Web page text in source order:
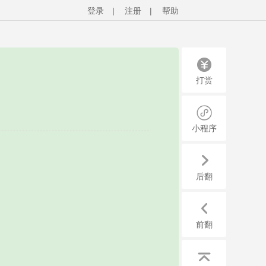
登录 | 注册 | 帮助
打赏
小程序
后翻
前翻